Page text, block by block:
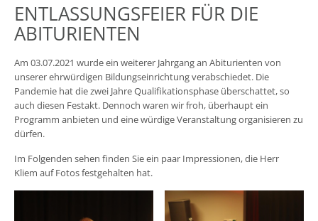
ENTLASSUNGSFEIER FÜR DIE
ABITURIENTEN
Am 03.07.2021 wurde ein weiterer Jahrgang an Abiturienten von
unserer ehrwürdigen Bildungseinrichtung verabschiedet. Die
Pandemie hat die zwei Jahre Qualifikationsphase überschattet, so
auch diesen Festakt. Dennoch waren wir froh, überhaupt ein
Programm anbieten und eine würdige Veranstaltung organisieren zu
dürfen.
Im Folgenden sehen finden Sie ein paar Impressionen, die Herr
Kliem auf Fotos festgehalten hat.